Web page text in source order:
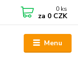
Menu
0 ks
za 0 CZK